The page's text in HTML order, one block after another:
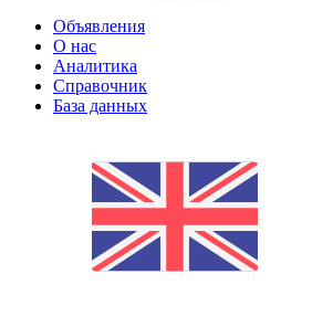
Объявления
О нас
Аналитика
Справочник
База данных